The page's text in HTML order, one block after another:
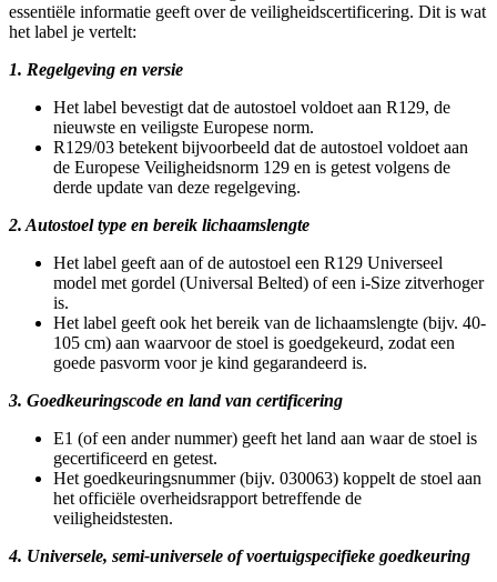
essentiële informatie geeft over de veiligheidscertificering. Dit is wat
het label je vertelt:
1. Regelgeving en versie
Het label bevestigt dat de autostoel voldoet aan R129, de
nieuwste en veiligste Europese norm.
R129/03 betekent bijvoorbeeld dat de autostoel voldoet aan
de Europese Veiligheidsnorm 129 en is getest volgens de
derde update van deze regelgeving.
2. Autostoel type en bereik lichaamslengte
Het label geeft aan of de autostoel een R129 Universeel
model met gordel (Universal Belted) of een i-Size zitverhoger
is.
Het label geeft ook het bereik van de lichaamslengte (bijv. 40-
105 cm) aan waarvoor de stoel is goedgekeurd, zodat een
goede pasvorm voor je kind gegarandeerd is.
3. Goedkeuringscode en land van certificering
E1 (of een ander nummer) geeft het land aan waar de stoel is
gecertificeerd en getest.
Het goedkeuringsnummer (bijv. 030063) koppelt de stoel aan
het officiële overheidsrapport betreffende de
veiligheidstesten.
4. Universele, semi-universele of voertuigspecifieke goedkeuring